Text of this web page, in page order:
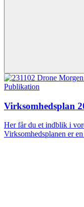
Publikation
Virksomhedsplan
Her får du et indblik i
Virksomhedsplanen er